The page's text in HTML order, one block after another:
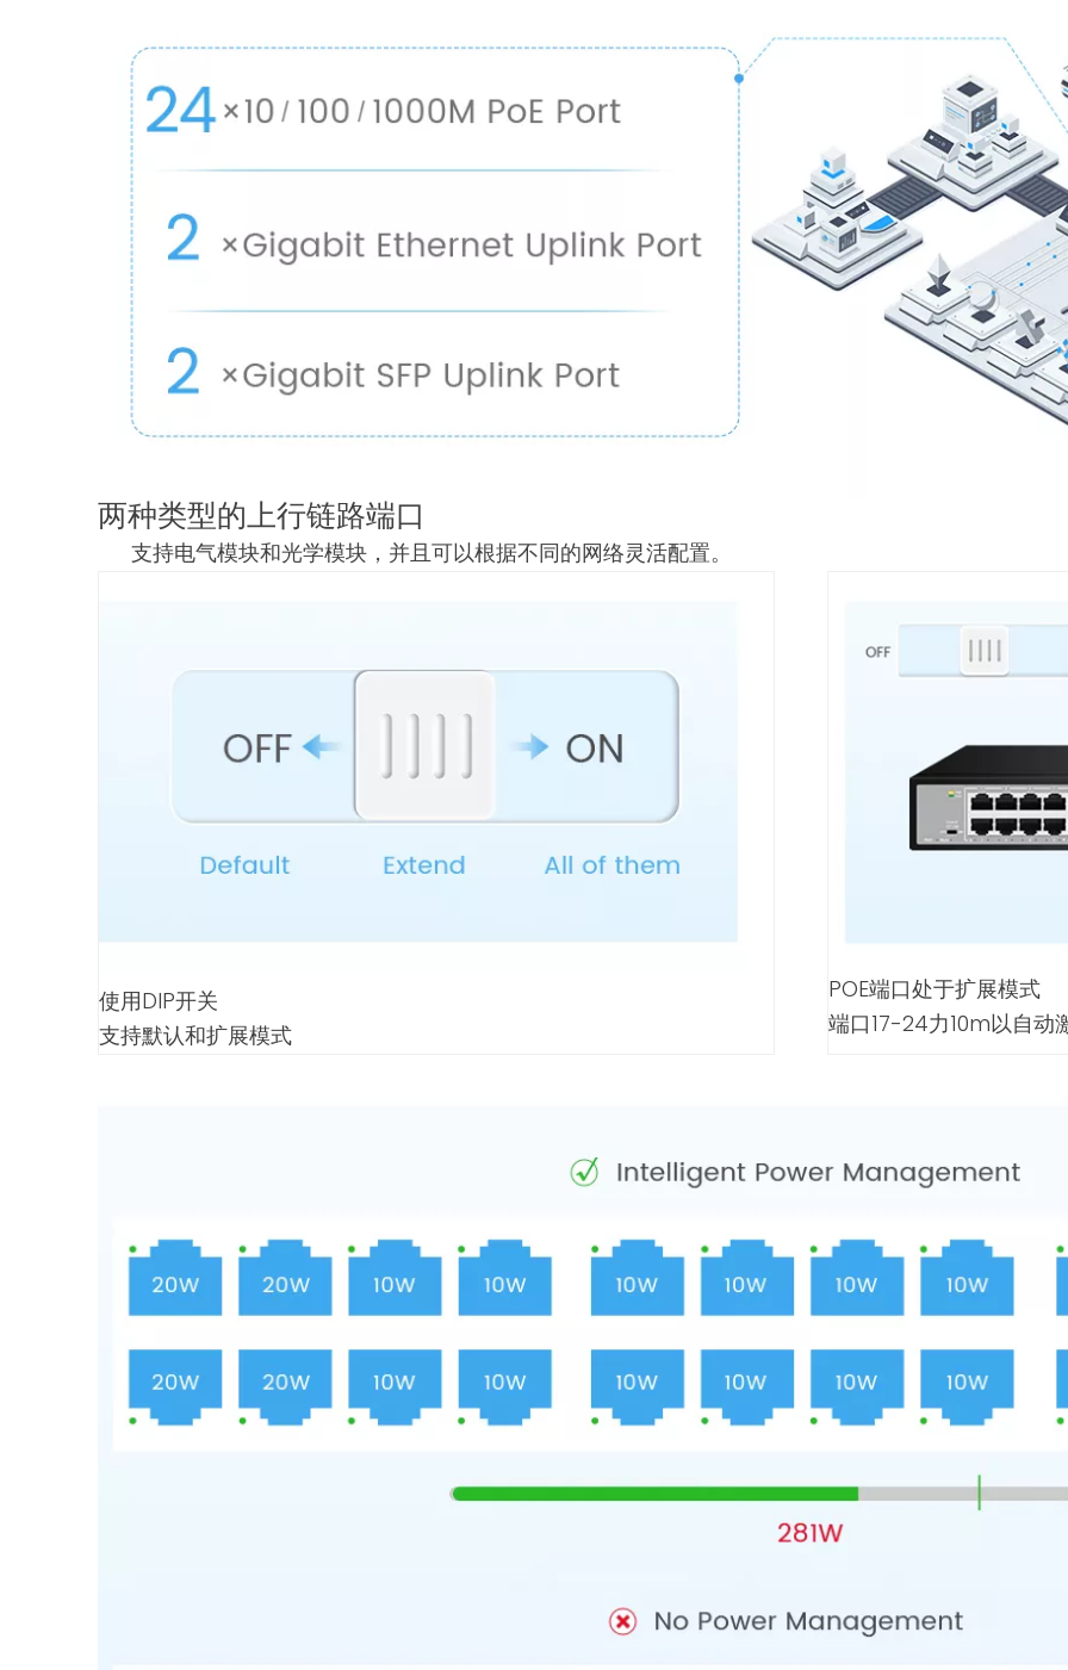
两种类型的上行链路端口
支持电气模块和光学模块，并且可以根据不同的网络灵活配置。
使用DIP开关
支持默认和扩展模式
POE端口处于扩展模式
端口17-24力10m以自动